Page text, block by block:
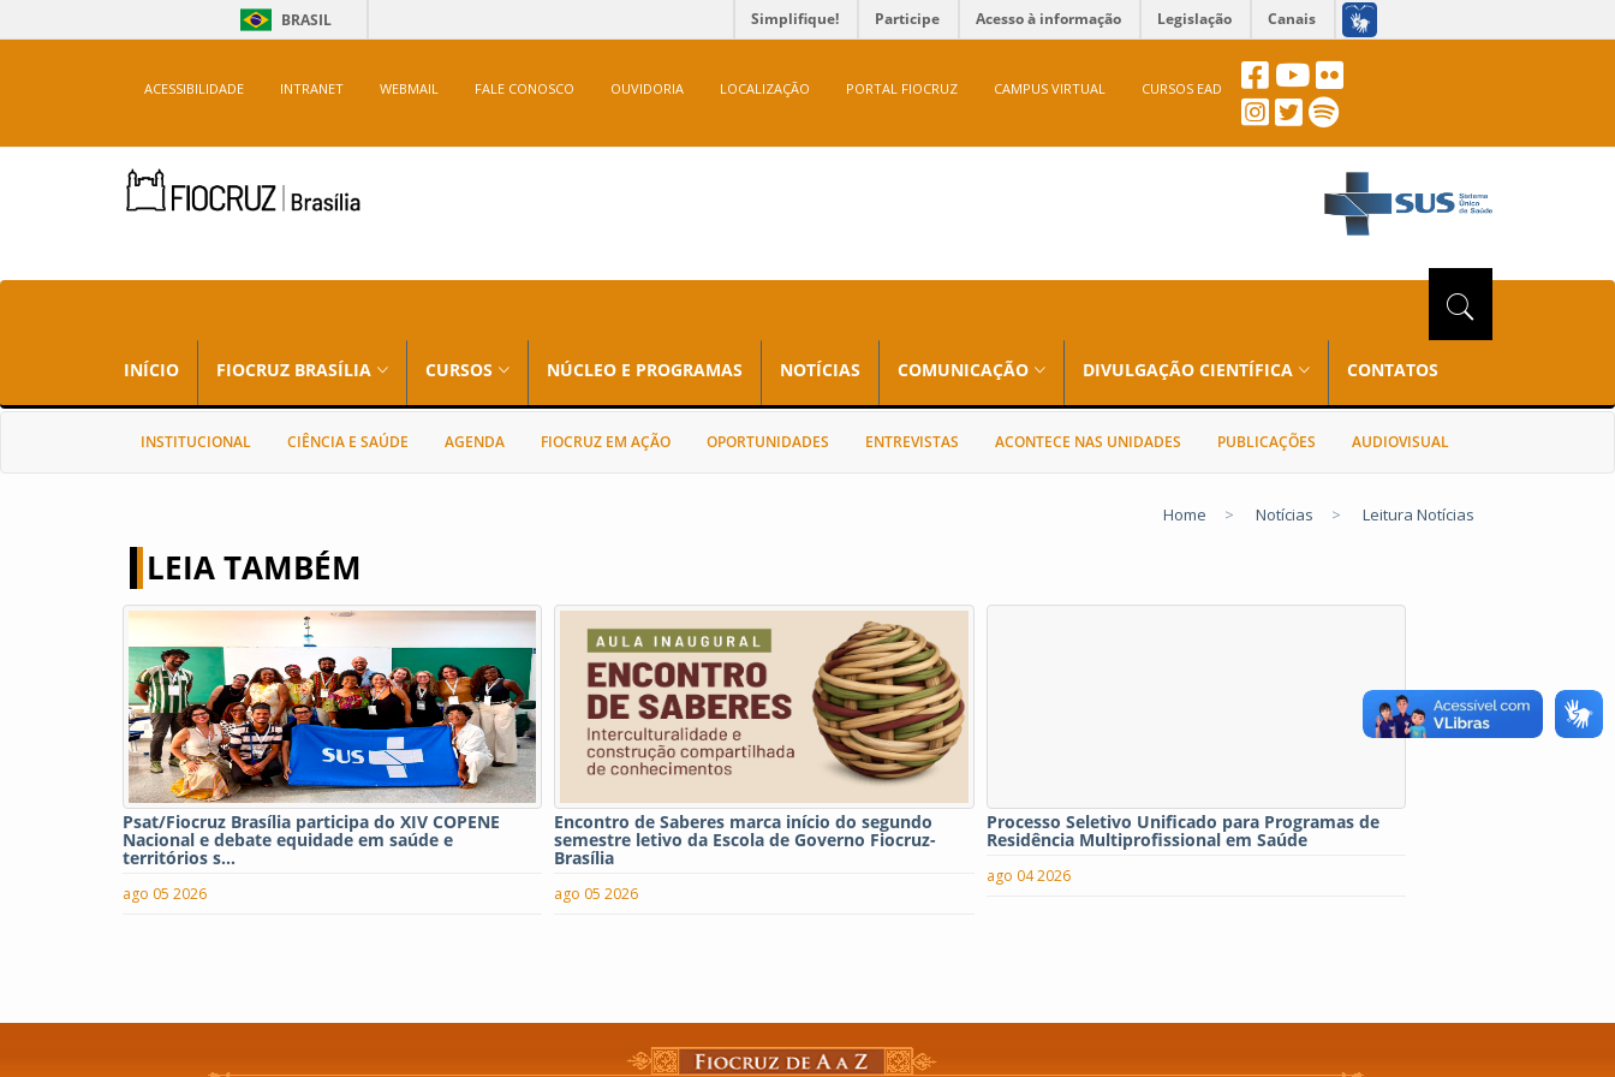
BRASIL Simplifique! Participe Acesso à informação Legislação Canais
ACESSIBILIDADE INTRANET WEBMAIL FALE CONOSCO OUVIDORIA LOCALIZAÇÃO PORTAL FIOCRUZ CAMPUS VIRTUAL CURSOS EAD
INÍCIO FIOCRUZ BRASÍLIA CURSOS NÚCLEO E PROGRAMAS NOTÍCIAS COMUNICAÇÃO DIVULGAÇÃO CIENTÍFICA CONTATOS
INSTITUCIONAL CIÊNCIA E SAÚDE AGENDA FIOCRUZ EM AÇÃO OPORTUNIDADES ENTREVISTAS ACONTECE NAS UNIDADES PUBLICAÇÕES AUDIOVISUAL
Home > Notícias > Leitura Notícias
LEIA TAMBÉM
Psat/Fiocruz Brasília participa do XIV COPENE
Nacional e debate equidade em saúde e
territórios s...
ago 05 2026
Encontro de Saberes marca início do segundo
semestre letivo da Escola de Governo Fiocruz-
Brasília
ago 05 2026
Processo Seletivo Unificado para Programas de
Residência Multiprofissional em Saúde
ago 04 2026